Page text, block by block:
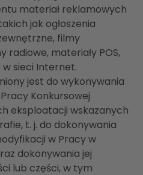
materiał reklamowych
jak ogłoszenia
filmy
radiowe, materiały POS,
sieci Internet.
jest do wykonywania
Konkursowej
eksploatacji wskazanych
t. j. do dokonywania
w Pracy w
dokonywania jej
lub części, w tym